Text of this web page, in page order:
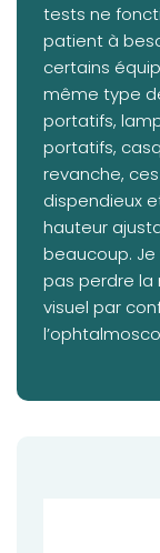
tests ne
patient à
certains
même type
portatifs,
portatifs,
revanche,
dispendieux
hauteur
beaucoup.
pas perdre la
visuel par